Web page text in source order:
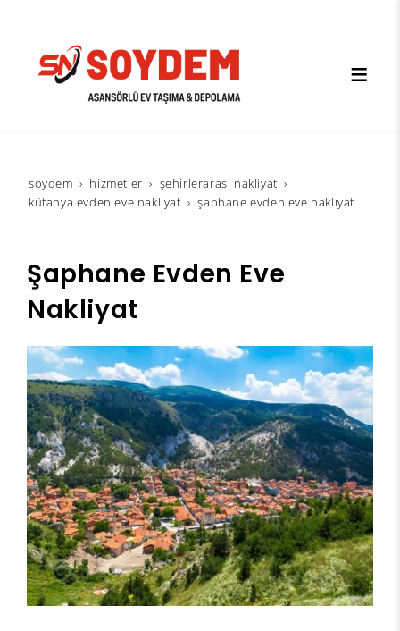
soydem hi̇zmetler
şehirlerarası nakliyat
kütahya evden eve nakliyat
şaphane evden eve nakliyat
Şaphane Evden Eve
Nakliyat